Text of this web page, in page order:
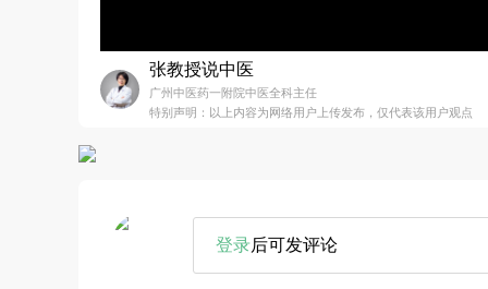
张教授说中医
广州中医药一附院中医全科主任
特别声明：以上内容为网络用户上传发布，仅代表该用户观点
登录后可发评论